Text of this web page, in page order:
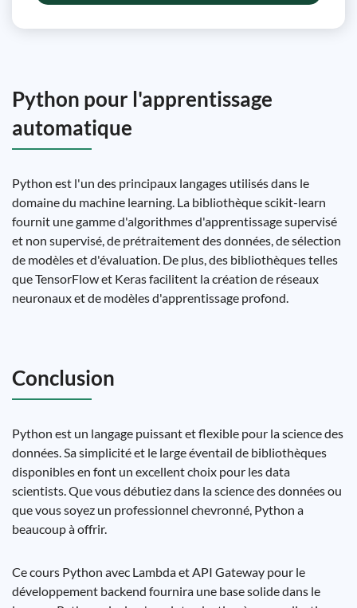
Python pour l'apprentissage
automatique
Python est l'un des principaux langages utilisés dans le
domaine du machine learning. La bibliothèque scikit-learn
fournit une gamme d'algorithmes d'apprentissage supervisé
et non supervisé, de prétraitement des données, de sélection
de modèles et d'évaluation. De plus, des bibliothèques telles
que TensorFlow et Keras facilitent la création de réseaux
neuronaux et de modèles d'apprentissage profond.
Conclusion
Python est un langage puissant et flexible pour la science des
données. Sa simplicité et le large éventail de bibliothèques
disponibles en font un excellent choix pour les data
scientists. Que vous débutiez dans la science des données ou
que vous soyez un professionnel chevronné, Python a
beaucoup à offrir.
Ce cours Python avec Lambda et API Gateway pour le
développement backend fournira une base solide dans le